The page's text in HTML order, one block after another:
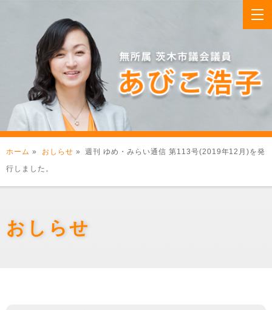
ホーム » おしらせ » 週刊 ゆめ・みらい通信 第113号(2019年12月)を発
行しました。
おしらせ